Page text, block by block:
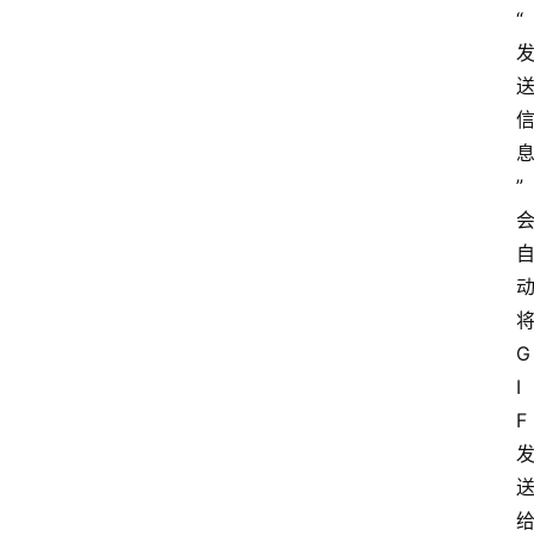
“
发
送
信
息
”
会
自
动
将
G
I
F
发
送
给